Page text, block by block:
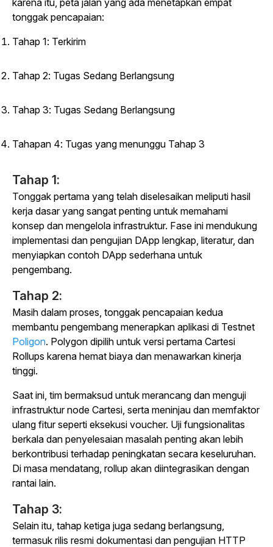
karena itu, peta jalan yang ada menetapkan empat
tonggak pencapaian:
Tahap 1: Terkirim
Tahap 2: Tugas Sedang Berlangsung
Tahap 3: Tugas Sedang Berlangsung
Tahapan 4: Tugas yang menunggu Tahap 3
Tahap 1:
Tonggak pertama yang telah diselesaikan meliputi hasil
kerja dasar yang sangat penting untuk memahami
konsep dan mengelola infrastruktur. Fase ini mendukung
implementasi dan pengujian DApp lengkap, literatur, dan
menyiapkan contoh DApp sederhana untuk
pengembang.
Tahap 2:
Masih dalam proses, tonggak pencapaian kedua
membantu pengembang menerapkan aplikasi di Testnet
Poligon. Polygon dipilih untuk versi pertama Cartesi
Rollups karena hemat biaya dan menawarkan kinerja
tinggi.
Saat ini, tim bermaksud untuk merancang dan menguji
infrastruktur node Cartesi, serta meninjau dan memfaktor
ulang fitur seperti eksekusi voucher. Uji fungsionalitas
berkala dan penyelesaian masalah penting akan lebih
berkontribusi terhadap peningkatan secara keseluruhan.
Di masa mendatang, rollup akan diintegrasikan dengan
rantai lain.
Tahap 3:
Selain itu, tahap ketiga juga sedang berlangsung,
termasuk rilis resmi dokumentasi dan pengujian HTTP